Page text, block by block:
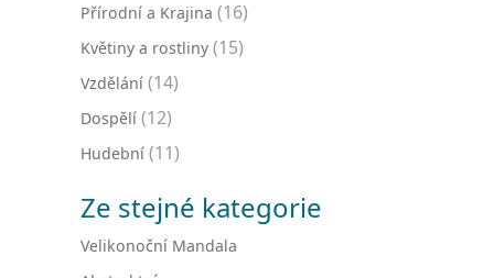
Přírodní a Krajina (16)
Květiny a rostliny (15)
Vzdělání (14)
Dospělí (12)
Hudební (11)
Ze stejné kategorie
Velikonoční Mandala